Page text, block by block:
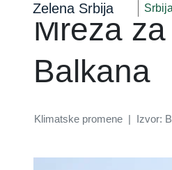
Zelena Srbija Srbija
Mreža
Balkana
Klimatske promene | Izvor: